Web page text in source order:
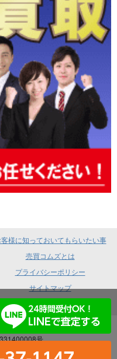
客様に知っておいてもらいたい事
売買コムズとは
プライバシーポリシー
サイトマップ
尼崎市元浜町4-88
号
法第383号